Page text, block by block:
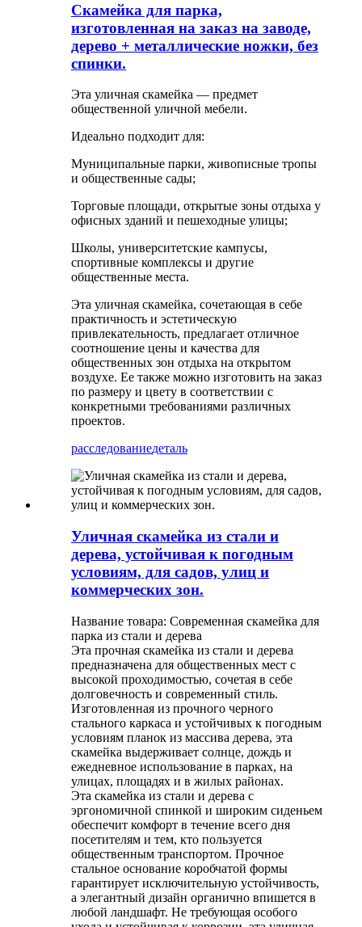
Скамейка для парка,
изготовленная на заказ на заводе,
дерево + металлические ножки, без
спинки.
Эта уличная скамейка — предмет
общественной уличной мебели.
Идеально подходит для:
Муниципальные парки, живописные тропы
и общественные сады;
Торговые площади, открытые зоны отдыха у
офисных зданий и пешеходные улицы;
Школы, университетские кампусы,
спортивные комплексы и другие
общественные места.
Эта уличная скамейка, сочетающая в себе
практичность и эстетическую
привлекательность, предлагает отличное
соотношение цены и качества для
общественных зон отдыха на открытом
воздухе. Ее также можно изготовить на заказ
по размеру и цвету в соответствии с
конкретными требованиями различных
проектов.
расследованиедеталь
Уличная скамейка из стали и
дерева, устойчивая к погодным
условиям, для садов, улиц и
коммерческих зон.
Название товара: Современная скамейка для
парка из стали и дерева
Эта прочная скамейка из стали и дерева
предназначена для общественных мест с
высокой проходимостью, сочетая в себе
долговечность и современный стиль.
Изготовленная из прочного черного
стального каркаса и устойчивых к погодным
условиям планок из массива дерева, эта
скамейка выдерживает солнце, дождь и
ежедневное использование в парках, на
улицах, площадях и в жилых районах.
Эта скамейка из стали и дерева с
эргономичной спинкой и широким сиденьем
обеспечит комфорт в течение всего дня
посетителям и тем, кто пользуется
общественным транспортом. Прочное
стальное основание коробчатой ​​формы
гарантирует исключительную устойчивость,
а элегантный дизайн органично впишется в
любой ландшафт. Не требующая особого